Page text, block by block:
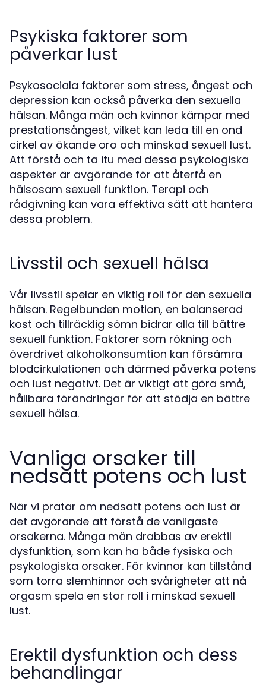
Psykiska faktorer som
påverkar lust
Psykosociala faktorer som stress, ångest och
depression kan också påverka den sexuella
hälsan. Många män och kvinnor kämpar med
prestationsångest, vilket kan leda till en ond
cirkel av ökande oro och minskad sexuell lust.
Att förstå och ta itu med dessa psykologiska
aspekter är avgörande för att återfå en
hälsosam sexuell funktion. Terapi och
rådgivning kan vara effektiva sätt att hantera
dessa problem.
Livsstil och sexuell hälsa
Vår livsstil spelar en viktig roll för den sexuella
hälsan. Regelbunden motion, en balanserad
kost och tillräcklig sömn bidrar alla till bättre
sexuell funktion. Faktorer som rökning och
överdrivet alkoholkonsumtion kan försämra
blodcirkulationen och därmed påverka potens
och lust negativt. Det är viktigt att göra små,
hållbara förändringar för att stödja en bättre
sexuell hälsa.
Vanliga orsaker till
nedsatt potens och lust
När vi pratar om nedsatt potens och lust är
det avgörande att förstå de vanligaste
orsakerna. Många män drabbas av erektil
dysfunktion, som kan ha både fysiska och
psykologiska orsaker. För kvinnor kan tillstånd
som torra slemhinnor och svårigheter att nå
orgasm spela en stor roll i minskad sexuell
lust.
Erektil dysfunktion och dess
behandlingar